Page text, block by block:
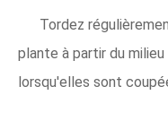
Tordez
plante à partir du
lorsqu'elles sont